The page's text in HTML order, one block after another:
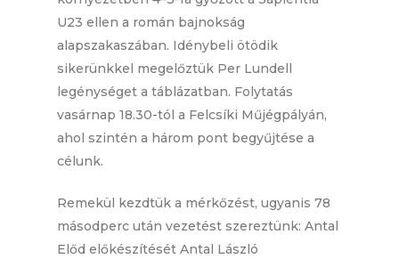
U23 ellen a román bajnokság
alapszakaszában. Idénybeli ötödik
sikerünkkel megelőztük Per Lundell
legénységet a táblázatban. Folytatás
vasárnap 18.30-tól a Felcsíki Műjégpályán,
ahol szintén a három pont begyűjtése a
célunk.
Remekül kezdtük a mérkőzést, ugyanis 78
másodperc után vezetést szereztünk: Antal
Előd előkészítését Antal László